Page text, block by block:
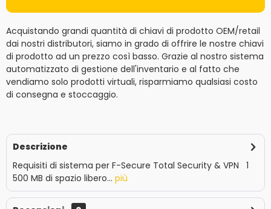
Acquistando grandi quantità di chiavi di prodotto OEM/retail
dai nostri distributori, siamo in grado di offrire le nostre chiavi
di prodotto ad un prezzo così basso. Grazie al nostro sistema
automatizzato di gestione dell'inventario e al fatto che
vendiamo solo prodotti virtuali, risparmiamo qualsiasi costo
di consegna e stoccaggio.
Descrizione
Requisiti di sistema per F-Secure Total Security & VPN 1
500 MB di spazio libero... più